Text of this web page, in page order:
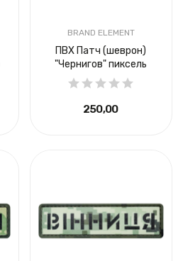
BRAND ELEMENT
ПВХ Патч (шеврон)
"Чернигов" пиксель
250,00 ₴